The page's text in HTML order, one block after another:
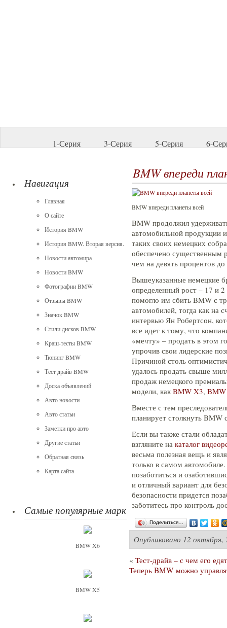
1-Серия 3-Серия 5-Серия 6-
Навигация
Главная
О сайте
История BMW
История BMW. Вторая версия.
Новости автомира
Новости BMW
Фотографии BMW
Отзывы BMW
Значок BMW
Стили дисков BMW
Краш-тесты BMW
Тюнинг BMW
Тест драйв BMW
Доска объявлений
Авто новости
Авто статьи
Заметки про авто
Другие статьи
Обратная связь
Карта сайта
Самые популярные марки
BMW X6
BMW X5
BMW впереди
BMW впереди планеты всей
BMW продолжил
автомобильной продукции
таких своих немецких
обеспечено существенным
чем на девять процентов
Вышеуказанные немецкие
определенный рост – 17 и 2
помогло им сбить BMW с
автомобилей, тогда как на
интервью Ян Робертсон,
все идет к тому, что
«мечту» – продать в этом
упрочив свои лидерские
Причиной столь
удалось продать свыше
продаж немецкого
модели, как BMW X3,
Вместе с тем
планирует столкнуть BMW
Если вы также стали
взгляните на каталог
весьма полезная вещь и
только в самом
позаботиться и
и отличный вариант для
безопасности придется
заботитесь про контроль
Поделиться…
Опубликовано 12 октября,
« Тест-драйв – с чем его
Теперь BMW можно